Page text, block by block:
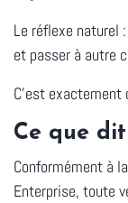
Le réflexe naturel
et passer à autre
C'est exactement
Ce que
Conformément à
Enterprise, toute